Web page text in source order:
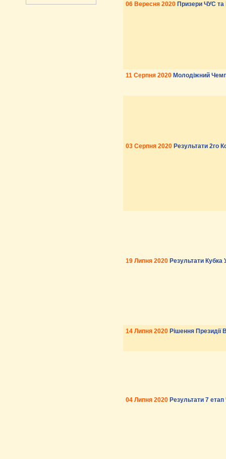
06 Вересня 2020 Призери ЧУС та
11 Серпня 2020 Молодіжний
03 Серпня 2020 Результати 2го
19 Липня 2020 Результати Кубка
14 Липня 2020 Рішення
04 Липня 2020 Результати 7